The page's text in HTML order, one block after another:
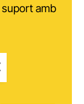
amb